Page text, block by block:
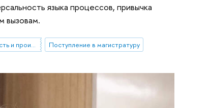
языка процессов, привычка
вызовам.
Операционная эффективность и производственные системы Поступление в магистратуру